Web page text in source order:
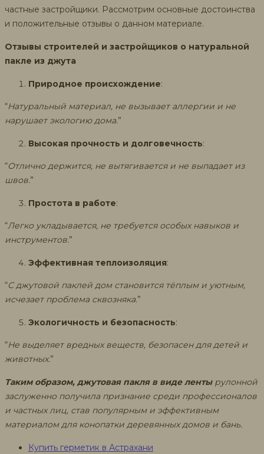
частные застройщики. Рассмотрим основные достоинства
и положительные отзывы о данном материале.
Отзывы строителей и застройщиков о натуральной
пакле из джута
Природное происхождение:
“Натуральный материал, не вызывает аллергии и не
нарушает экологию дома.”
Высокая прочность и долговечность:
“Отлично держится, не вытягивается и не выпадает из
швов.”
Простота в работе:
“Легко укладывается, не требуется особых навыков и
инструментов.”
Эффективная теплоизоляция:
“С джутовой паклей дом становится тёплым и уютным,
исчезает проблема сквозняка.”
Экологичность и безопасность:
“Не выделяет вредных веществ, безопасен для детей и
животных.”
Таким образом, джутовая пакля в виде лентырулонной
заслуженно получила признание среди профессионалов
и частных лиц, став популярным и эффективным
материалом для конопатки деревянных домов и бань.
Купить герметик в Астрахани